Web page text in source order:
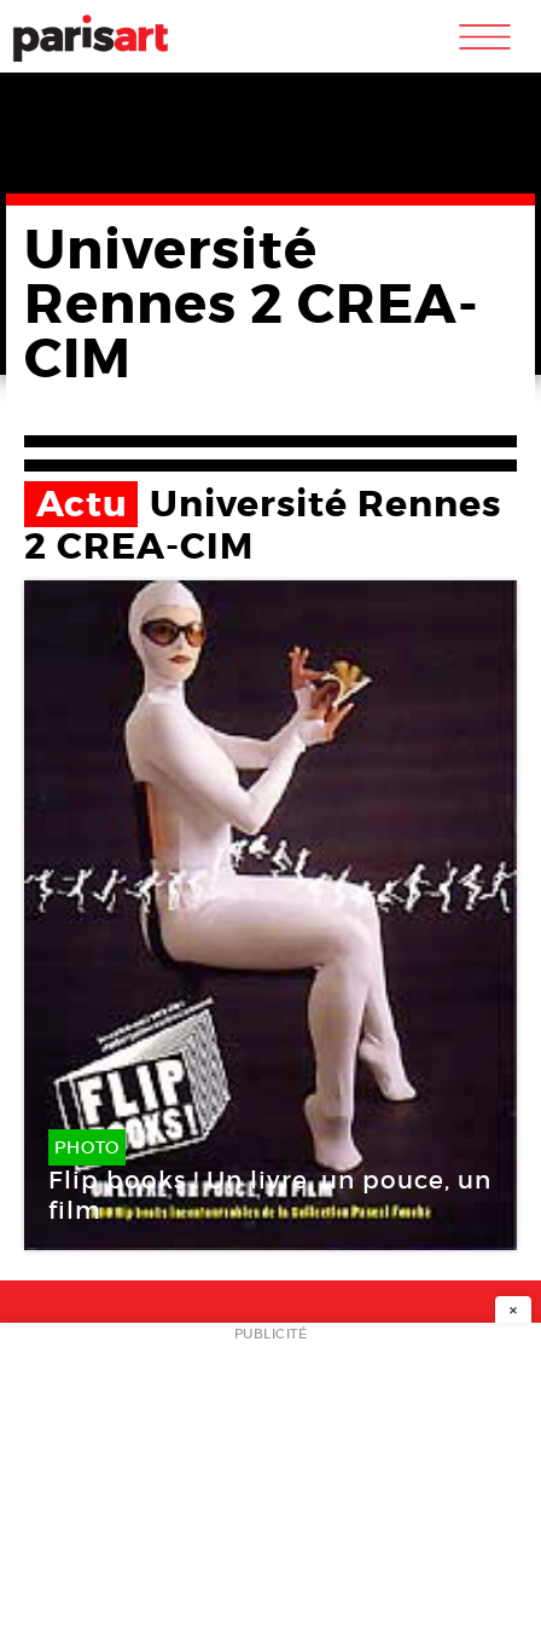
m
Université
Rennes 2 CREA-
CIM
Actu Université Rennes
2 CREA-CIM
PHOTO
Flip books ! Un livre, un pouce, un
film
NEWSLETTER
×
PUBLICITÉ